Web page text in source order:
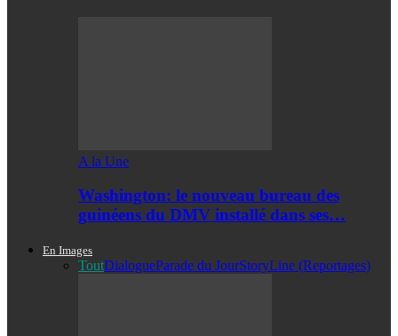
A la Une
Washington: le nouveau bureau des
guinéens du DMV installé dans ses…
En Images
ToutDialogueParade du JourStoryLine (Reportages)